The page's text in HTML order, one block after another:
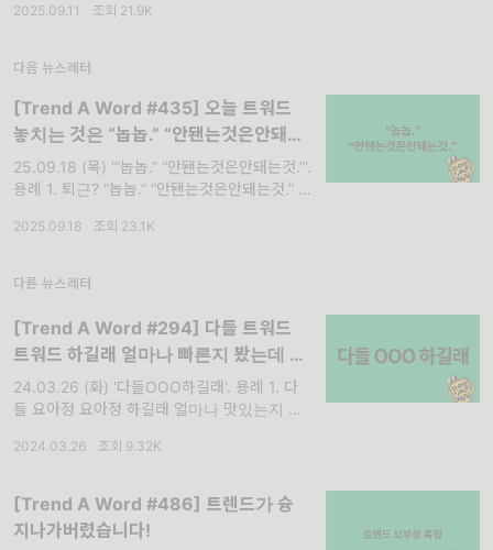
2025.09.11 조회 21.9K
다음 뉴스레터
[Trend A Word #435] 오늘 트워드
놓치는 것은 “놉놉.” “안됀는것은안돼는
것.”
25.09.18 (목) '“놉놉.” “안됀는것은안돼는것.”'.
용례 1. 퇴근? “놉놉.” “안됀는것은안돼는것.” 복
2025.09.18 조회 23.1K
다른 뉴스레터
[Trend A Word #294] 다들 트워드
트워드 하길래 얼마나 빠른지 봤는데 트
워드 트워드
24.03.26 (화) '다들OOO하길래'. 용례 1. 다
들 요아정 요아정 하길래 얼마나 맛있는지 봤는
2024.03.26 조회 9.32K
[Trend A Word #486] 트렌드가 슝
지나가버렸습니다!